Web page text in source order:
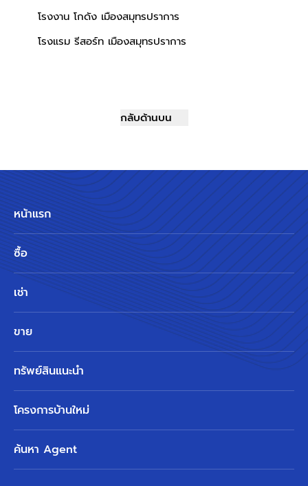
โรงงาน โกดัง เมืองสมุทรปราการ
โรงแรม รีสอร์ท เมืองสมุทรปราการ
กลับด้านบน
หน้าแรก
ซื้อ
เช่า
ขาย
ทรัพย์สินแนะนำ
โครงการบ้านใหม่
ค้นหา Agent